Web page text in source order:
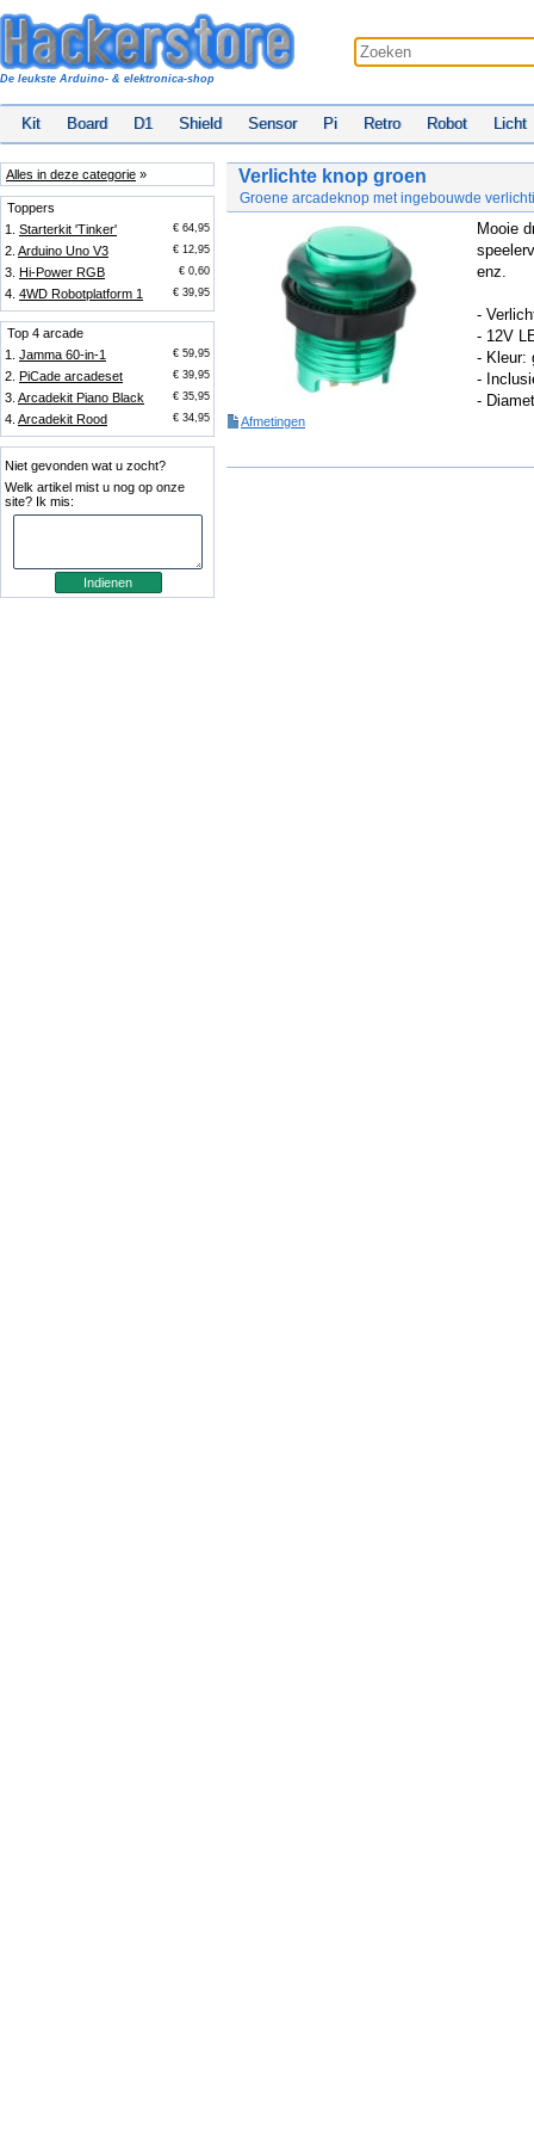
De leukste Arduino- & elektronica-shop
Kit Board D1 Shield Sensor Pi Retro Robot Licht
Alles in deze categorie »
Toppers
1. Starterkit 'Tinker' € 64,95
2. Arduino Uno V3 € 12,95
3. Hi-Power RGB € 0,60
4. 4WD Robotplatform 1 € 39,95
Top 4 arcade
1. Jamma 60-in-1 € 59,95
2. PiCade arcadeset € 39,95
3. Arcadekit Piano Black € 35,95
4. Arcadekit Rood € 34,95
Niet gevonden wat u zocht?
Welk artikel mist u nog op onze
site? Ik mis:
Verlichte knop groen
Groene arcadeknop met ingebouwde
Afmetingen
Mooie
enz.
-
- 12V
- Kleur:
-
-